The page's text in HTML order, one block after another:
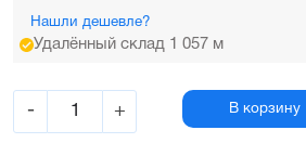
Нашли дешевле?
Удалённый склад 1 057 м
- + В корзину